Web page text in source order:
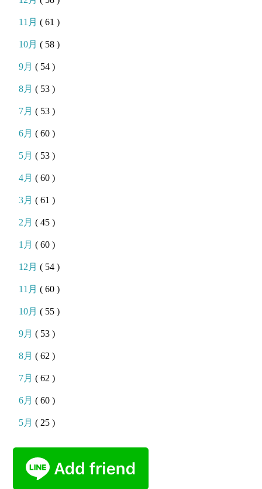
11月( 61 )
10月( 58 )
9月( 54 )
8月( 53 )
7月( 53 )
6月( 60 )
5月( 53 )
4月( 60 )
3月( 61 )
2月( 45 )
1月( 60 )
12月( 54 )
11月( 60 )
10月( 55 )
9月( 53 )
8月( 62 )
7月( 62 )
6月( 60 )
5月( 25 )